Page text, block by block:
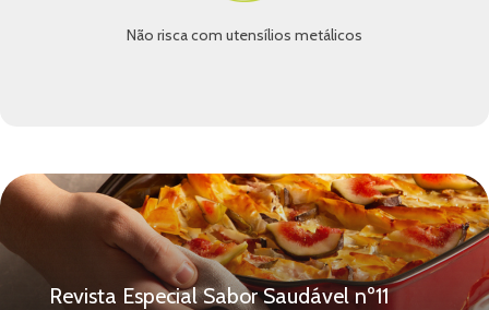
Não risca com utensílios metálicos
Revista Especial Sabor Saudável nº11